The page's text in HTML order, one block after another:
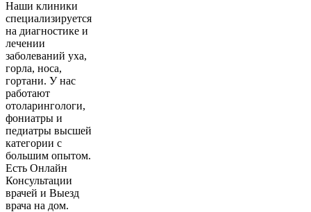
Наши клиники
специализируется
на диагностике и
лечении
заболеваний уха,
горла, носа,
гортани. У нас
работают
отоларингологи,
фониатры и
педиатры высшей
категории с
большим опытом.
Есть Онлайн
Консультации
врачей и Выезд
врача на дом.